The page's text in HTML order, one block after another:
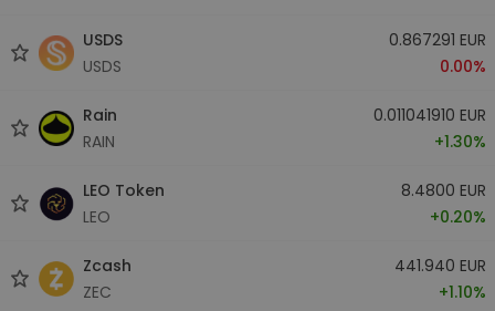
USDS
USDS
0.867291 EUR
0.00%
Rain
RAIN
0.011041910 EUR
+1.30%
LEO Token
LEO
8.4800 EUR
+0.20%
Zcash
ZEC
441.940 EUR
+1.10%